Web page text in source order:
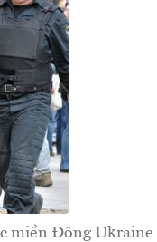
miền Đông Ukraine